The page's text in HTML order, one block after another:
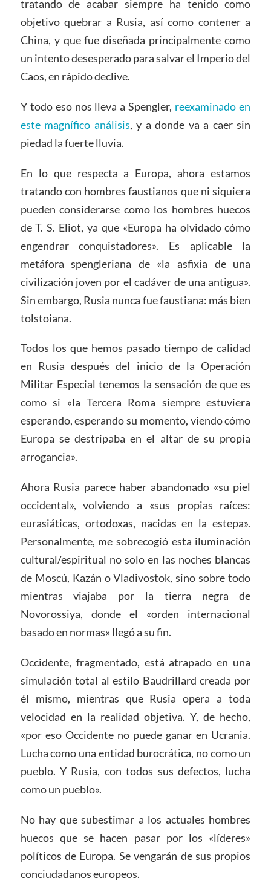
tratando de acabar siempre ha tenido como
objetivo quebrar a Rusia, así como contener a
China, y que fue diseñada principalmente como
un intento desesperado para salvar el Imperio del
Caos, en rápido declive.
Y todo eso nos lleva a Spengler, reexaminado en
este magnífico análisis, y a donde va a caer sin
piedad la fuerte lluvia.
En lo que respecta a Europa, ahora estamos
tratando con hombres faustianos que ni siquiera
pueden considerarse como los hombres huecos
de T. S. Eliot, ya que «Europa ha olvidado cómo
engendrar conquistadores». Es aplicable la
metáfora spengleriana de «la asfixia de una
civilización joven por el cadáver de una antigua».
Sin embargo, Rusia nunca fue faustiana: más bien
tolstoiana.
Todos los que hemos pasado tiempo de calidad
en Rusia después del inicio de la Operación
Militar Especial tenemos la sensación de que es
como si «la Tercera Roma siempre estuviera
esperando, esperando su momento, viendo cómo
Europa se destripaba en el altar de su propia
arrogancia».
Ahora Rusia parece haber abandonado «su piel
occidental», volviendo a «sus propias raíces:
eurasiáticas, ortodoxas, nacidas en la estepa».
Personalmente, me sobrecogió esta iluminación
cultural/espiritual no solo en las noches blancas
de Moscú, Kazán o Vladivostok, sino sobre todo
mientras viajaba por la tierra negra de
Novorossiya, donde el «orden internacional
basado en normas» llegó a su fin.
Occidente, fragmentado, está atrapado en una
simulación total al estilo Baudrillard creada por
él mismo, mientras que Rusia opera a toda
velocidad en la realidad objetiva. Y, de hecho,
«por eso Occidente no puede ganar en Ucrania.
Lucha como una entidad burocrática, no como un
pueblo. Y Rusia, con todos sus defectos, lucha
como un pueblo».
No hay que subestimar a los actuales hombres
huecos que se hacen pasar por los «líderes»
políticos de Europa. Se vengarán de sus propios
conciudadanos europeos.